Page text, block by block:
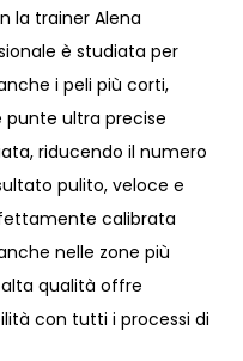
la trainer Alena
è studiata per
i peli più corti,
punte ultra precise
riducendo il numero
pulito, veloce e
calibrata
nelle zone più
qualità offre
con tutti i processi di